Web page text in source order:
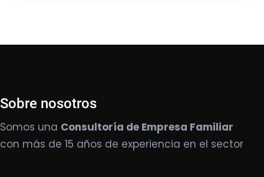
Sobre nosotros
Somos una Consultoría de Empresa Familiar
con más de 15 años de experiencia en el sector